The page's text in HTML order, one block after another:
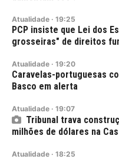
Atualidade · 19:25
PCP insiste que Lei dos
grosseiras" de direitos
Atualidade · 19:20
Caravelas-portuguesas
Basco em alerta
Atualidade · 19:07
Tribunal trava
milhões de dólares na
Atualidade · 18:25